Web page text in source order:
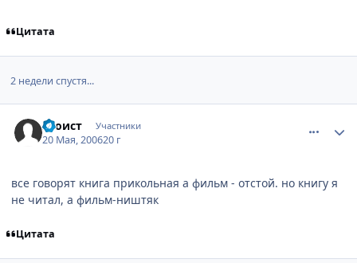
Цитата
2 недели спустя...
Эгоист Участники
20 Мая, 200620 г
все говорят книга прикольная а фильм - отстой. но книгу я
не читал, а фильм-ништяк
Цитата